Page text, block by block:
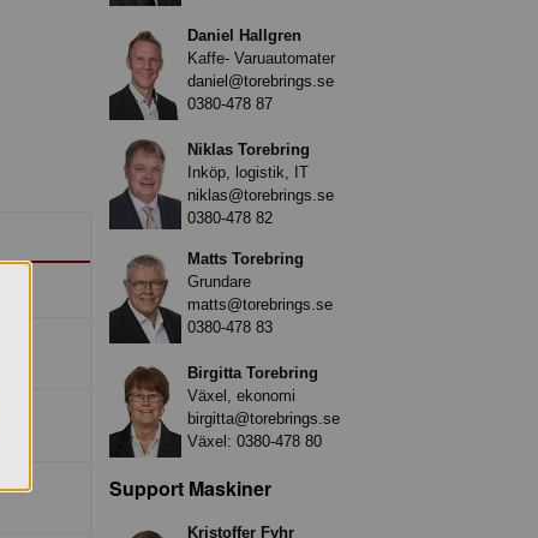
Daniel Hallgren
Kaffe- Varuautomater
daniel@torebrings.se
0380-478 87
Niklas Torebring
Inköp, logistik, IT
niklas@torebrings.se
0380-478 82
Matts Torebring
Grundare
matts@torebrings.se
0380-478 83
Birgitta Torebring
Växel, ekonomi
birgitta@torebrings.se
Växel: 0380-478 80
Support Maskiner
Kristoffer Fyhr